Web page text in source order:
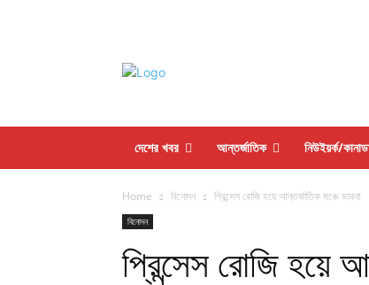
দেশের খবর আন্তর্জাতিক নিউইয়র্ক/
Home বিনোদন প্রিন্সেস রোজি হয়ে আন্তর্জাতিক মঞ্চে ভাবনা
বিনোদন
প্রিন্সেস রোজি হয়ে